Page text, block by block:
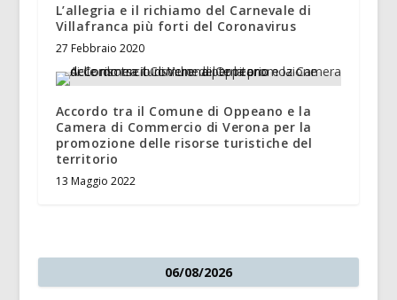
L’allegria e il richiamo del Carnevale di
Villafranca più forti del Coronavirus
27 Febbraio 2020
Accordo tra il Comune di Oppeano e la
Camera di Commercio di Verona per la
promozione delle risorse turistiche del
territorio
13 Maggio 2022
06/08/2026